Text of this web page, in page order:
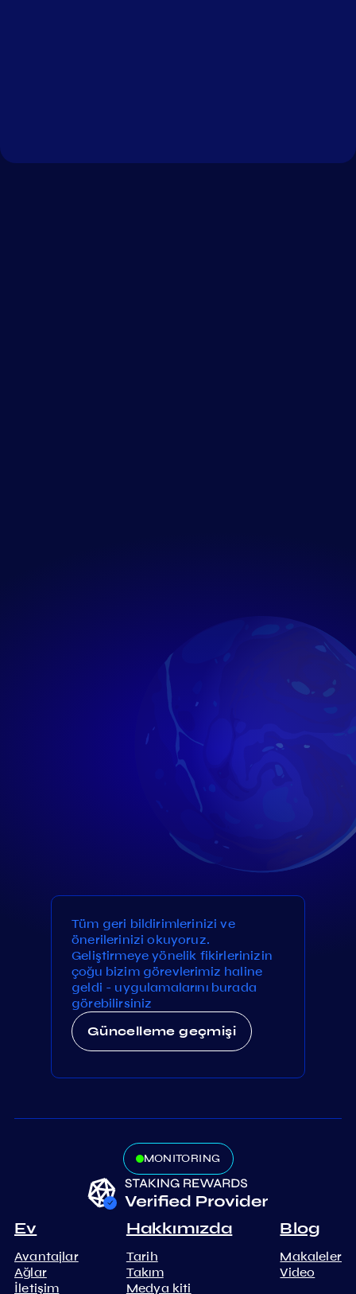
Tüm geri bildirimlerinizi ve
önerilerinizi okuyoruz.
Geliştirmeye yönelik fikirlerinizin
çoğu bizim görevlerimiz haline
geldi - uygulamalarını burada
görebilirsiniz
Güncelleme geçmişi
MONITORING
Ev
Avantajlar
Ağlar
İletişim
Hakkımızda
Tarih
Takım
Medya kiti
Blog
Makaleler
Video